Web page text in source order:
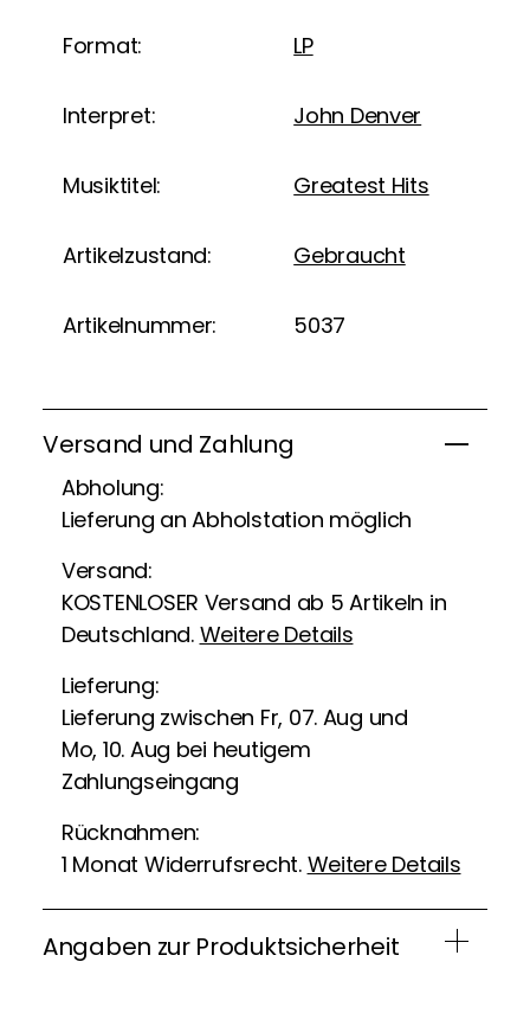
Format: LP
Interpret: John Denver
Musiktitel: Greatest Hits
Artikelzustand: Gebraucht
Artikelnummer: 5037
Versand und Zahlung
Abholung:
Lieferung an Abholstation möglich
Versand:
KOSTENLOSER Versand ab 5 Artikeln in
Deutschland. Weitere Details
Lieferung:
Lieferung zwischen Fr, 07. Aug und
Mo, 10. Aug bei heutigem
Zahlungseingang
Rücknahmen:
1 Monat Widerrufsrecht. Weitere Details
Angaben zur Produktsicherheit